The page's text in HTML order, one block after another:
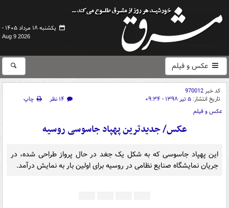
یکشنبه ۱۸ مرداد ۱۴۰۵ -
Aug 9 2026
عکس و فیلم
کد خبر970012
تاریخ انتشار: ۵ تیر ۱۳۹۸ - ۰۹:۳۴ ۱۴ نظر
چاپ
عکس و فیلم
عکس/ جدیدترین پهپاد جاسوسی روسیه
این پهپاد جاسوسی که به شکل یک جغد در حال پرواز طراحی شده، در
جریان نمایشگاه صنایع نظامی در روسیه برای اولین بار به نمایش درآمد.